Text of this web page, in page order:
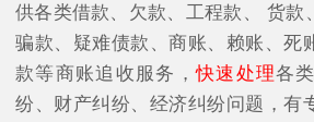
供各类借款、欠款、工程款、 货款
骗款、疑难债款、商账、赖账、死
款等商账追收服务，快速处理各
纷、财产纠纷、经济纠纷问题，有